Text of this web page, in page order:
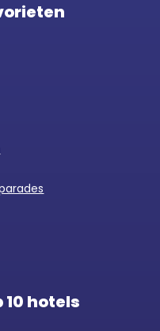
hotels